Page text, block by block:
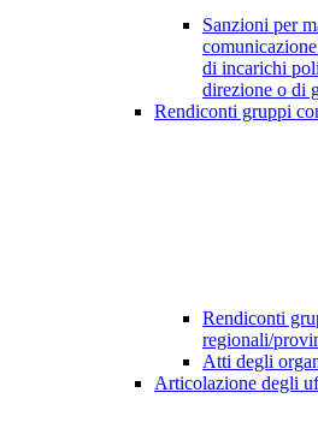
Sanzioni per
di incarichi
direzione o di
Rendiconti gruppi
Rendiconti
regionali/
Atti degli
Articolazione degli